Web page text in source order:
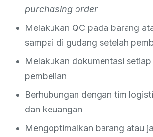
purchasing order
Melakukan QC pada barang
sampai di gudang setelah
Melakukan dokumentasi setiap
pembelian
Berhubungan dengan tim
dan keuangan
Mengoptimalkan barang atau